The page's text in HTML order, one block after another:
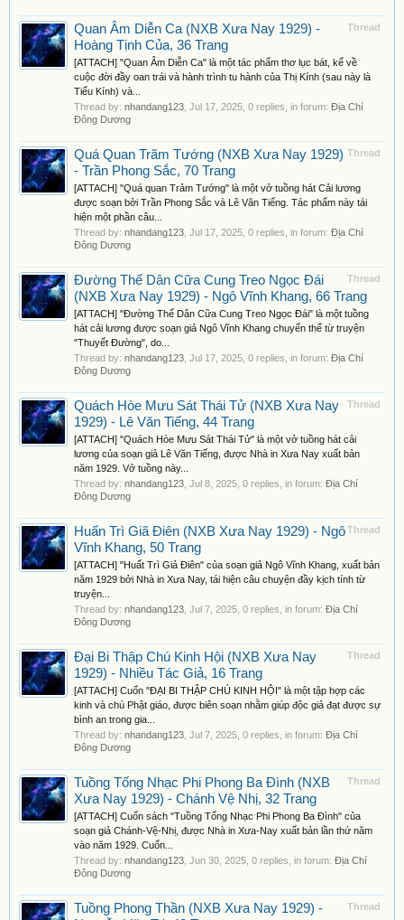
Thread
Quan Âm Diễn Ca (NXB Xưa Nay 1929) -
Hoàng Tịnh Của, 36 Trang
[ATTACH] "Quan Âm Diễn Ca" là một tác phẩm thơ lục bát, kể về
cuộc đời đầy oan trái và hành trình tu hành của Thị Kính (sau này là
Tiểu Kính) và...
Thread by: nhandang123 Jul 17, 2025 , 0 replies, in forum: Địa Chí
Đông Dương
Thread
Quá Quan Trãm Tướng (NXB Xưa Nay 1929)
- Trần Phong Sắc, 70 Trang
[ATTACH] "Quá quan Trảm Tướng" là một vở tuồng hát Cải lương
được soạn bởi Trần Phong Sắc và Lê Văn Tiếng. Tác phẩm này tái
hiện một phần câu...
Thread by: nhandang123 Jul 17, 2025 , 0 replies, in forum: Địa Chí
Đông Dương
Thread
Đường Thế Dân Cữa Cung Treo Ngọc Đái
(NXB Xưa Nay 1929) - Ngô Vĩnh Khang, 66 Trang
[ATTACH] "Đường Thế Dân Cữa Cung Treo Ngọc Đái" là một tuồng
hát cải lương được soạn giả Ngô Vĩnh Khang chuyển thể từ truyện
"Thuyết Đường", do...
Thread by: nhandang123 Jul 17, 2025 , 0 replies, in forum: Địa Chí
Đông Dương
Thread
Quách Hòe Mưu Sát Thái Tử (NXB Xưa Nay
1929) - Lê Văn Tiếng, 44 Trang
[ATTACH] "Quách Hòe Mưu Sát Thái Tử" là một vở tuồng hát cải
lương của soạn giả Lê Văn Tiếng, được Nhà in Xưa Nay xuất bản
năm 1929. Vở tuồng này...
Thread by: nhandang123 Jul 8, 2025 , 0 replies, in forum: Địa Chí
Đông Dương
Thread
Huấn Trì Giã Điên (NXB Xưa Nay 1929) - Ngô
Vĩnh Khang, 50 Trang
[ATTACH] "Huất Trì Giả Điên" của soạn giả Ngô Vĩnh Khang, xuất bản
năm 1929 bởi Nhà in Xưa Nay, tái hiện câu chuyện đầy kịch tính từ
truyện...
Thread by: nhandang123 Jul 7, 2025 , 0 replies, in forum: Địa Chí
Đông Dương
Thread
Đại Bi Thập Chú Kinh Hội (NXB Xưa Nay
1929) - Nhiều Tác Giả, 16 Trang
[ATTACH] Cuốn "ĐẠI BI THẬP CHÚ KINH HỘI" là một tập hợp các
kinh và chú Phật giáo, được biên soạn nhằm giúp độc giả đạt được sự
bình an trong gia...
Thread by: nhandang123 Jul 7, 2025 , 0 replies, in forum: Địa Chí
Đông Dương
Thread
Tuồng Tống Nhạc Phi Phong Ba Đình (NXB
Xưa Nay 1929) - Chánh Vệ Nhị, 32 Trang
[ATTACH] Cuốn sách "Tuồng Tống Nhạc Phi Phong Ba Đình" của
soạn giả Chánh-Vệ-Nhị, được Nhà in Xưa-Nay xuất bản lần thứ năm
vào năm 1929. Cuốn...
Thread by: nhandang123 Jun 30, 2025 , 0 replies, in forum: Địa Chí
Đông Dương
Thread
Tuồng Phong Thần (NXB Xưa Nay 1929) -